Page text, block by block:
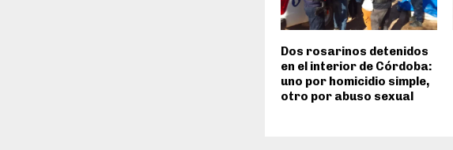
Dos rosarinos detenidos
en el interior de Córdoba:
uno por homicidio simple,
otro por abuso sexual